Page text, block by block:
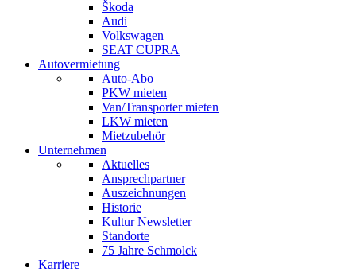
Škoda
Audi
Volkswagen
SEAT CUPRA
Autovermietung
Auto-Abo
PKW mieten
Van/Transporter mieten
LKW mieten
Mietzubehör
Unternehmen
Aktuelles
Ansprechpartner
Auszeichnungen
Historie
Kultur Newsletter
Standorte
75 Jahre Schmolck
Karriere